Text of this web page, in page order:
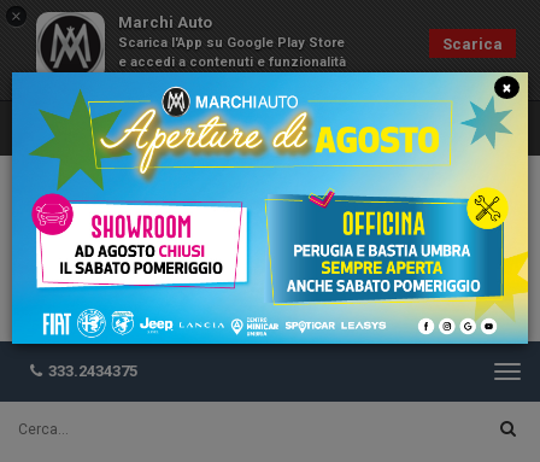
× Marchi Auto
Scarica l'App su Google Play Store
e accedi a contenuti e funzionalità
Scarica
333.2434375
×